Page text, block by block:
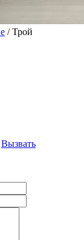
/ Трой
Вызвать